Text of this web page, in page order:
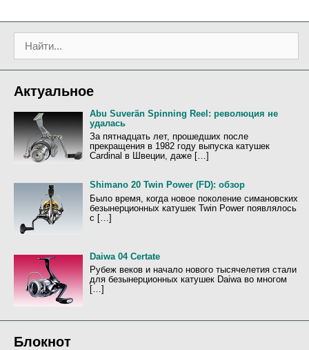
и
г
ц
и
з
а
п
и
с
к
Актуальное
Abu Suverän Spinning Reel: революция не
удалась
За пятнадцать лет, прошедших после
прекращения в 1982 году выпуска катушек
Cardinal в Швеции, даже […]
Shimano 20 Twin Power (FD): обзор
Было время, когда новое поколение симановских
безынерционных катушек Twin Power появлялось
с […]
Daiwa 04 Certate
Рубеж веков и начало нового тысячелетия стали
для безынерционных катушек Daiwa во многом
[…]
Блокнот